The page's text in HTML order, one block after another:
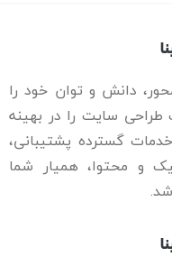
دانش و توان خود را
طراحی سایت را در بهینه
گسترده پشتیبانی،
و محتوا، همیار شما